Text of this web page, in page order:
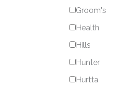
Groom's
Health
Hills
Hunter
Hurtta